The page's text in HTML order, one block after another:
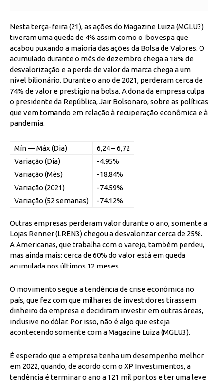
Nesta terça-feira (21), as ações do Magazine Luiza (MGLU3)
tiveram uma queda de 4% assim como o Ibovespa que
acabou puxando a maioria das ações da Bolsa de Valores. O
acumulado durante o mês de dezembro chega a 18% de
desvalorização e a perda de valor da marca chega a um
nível bilionário. Durante o ano de 2021, perderam cerca de
74% de valor e prestígio na bolsa. A dona da empresa culpa
o presidente da República, Jair Bolsonaro, sobre as políticas
que vem tomando em relação à recuperação econômica e à
pandemia.
Mín — Máx (Dia)
6,24 – 6,72
Variação (Dia)
-4.95%
Variação (Mês)
-18.84%
Variação (2021)
-74.59%
Variação (52 semanas)
-74.12%
Outras empresas perderam valor durante o ano, somente a
Lojas Renner (LREN3) chegou a desvalorizar cerca de 25%.
A Americanas, que trabalha com o varejo, também perdeu,
mas ainda mais: cerca de 60% do valor está em queda
acumulada nos últimos 12 meses.
O movimento segue a tendência de crise econômica no
país, que fez com que milhares de investidores tirassem
dinheiro da empresa e decidiram investir em outras áreas,
inclusive no dólar. Por isso, não é algo que esteja
acontecendo somente com a Magazine Luiza (MGLU3).
É esperado que a empresa tenha um desempenho melhor
em 2022, quando, de acordo com o XP Investimentos, a
tendência é terminar o ano a 121 mil pontos e ter uma leve